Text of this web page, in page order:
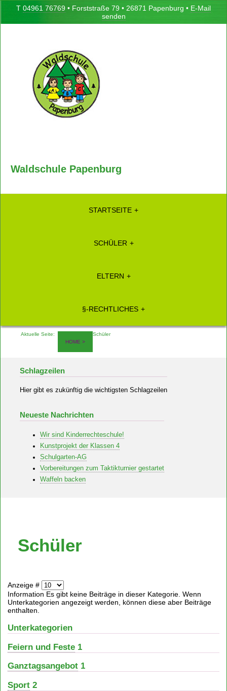
T 04961 76769 • Forststraße 79 • 26871 Papenburg • E-Mail
senden
Waldschule Papenburg
STARTSEITE
SCHÜLER
ELTERN
§-RECHTLICHES
Aktuelle Seite:
HOME
Schüler
Schlagzeilen
Hier gibt es zukünftig die wichtigsten Schlagzeilen
Neueste Nachrichten
Wir sind Kinderrechteschule!
Kunstprojekt der Klassen 4
Schulgarten-AG
Vorbereitungen zum Taktikturnier gestartet
Waffeln backen
Schüler
Anzeige #
Information Es gibt keine Beiträge in dieser Kategorie. Wenn
Unterkategorien angezeigt werden, können diese aber Beiträge
enthalten.
Unterkategorien
Feiern und Feste 1
Ganztagsangebot 1
Sport 2